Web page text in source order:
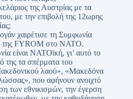
της Αυστρίας με τα
με την επιβολή της 12ωρης
χαιρέτισε τη Συμφωνία
της FYROM στο ΝΑΤΟ.
είναι ΝΑΤΟϊκή, γι’ αυτό το
της τα σπέρματα του
λαού», «Μακεδόνα
που αφήνουν ανοιχτό
των εθνικισμών, την έγερση